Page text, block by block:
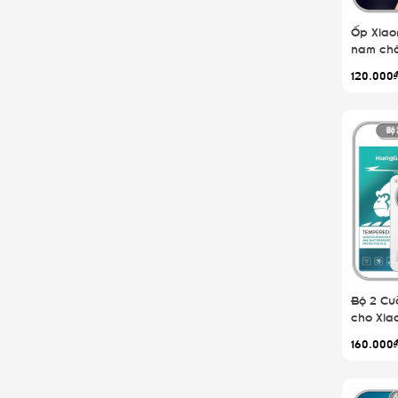
Ốp
nam
120.000₫
Bộ 2
cho
160.000₫